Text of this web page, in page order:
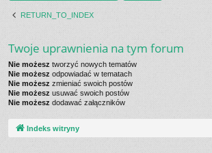
RETURN_TO_INDEX
Twoje uprawnienia na tym forum
Nie możesz tworzyć nowych tematów
Nie możesz odpowiadać w tematach
Nie możesz zmieniać swoich postów
Nie możesz usuwać swoich postów
Nie możesz dodawać załączników
Indeks witryny